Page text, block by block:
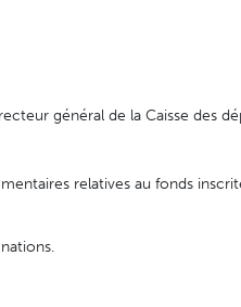
général de la Caisse des
relatives au fonds